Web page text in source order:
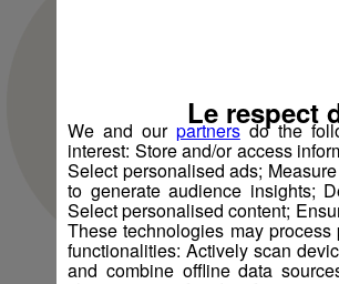
We and our partnersdo the
interest: Store and/or access
Select personalised ads;
to generate audience insights;
Select personalised content;
These technologies may
functionalities: Actively scan
and combine offline data
Le respect